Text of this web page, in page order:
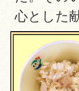
心とした